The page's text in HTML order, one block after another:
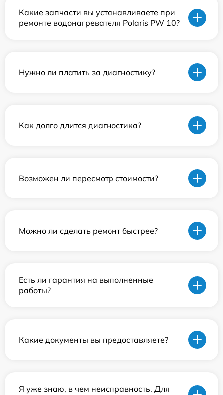
Какие запчасти вы устанавливаете при
ремонте водонагревателя Polaris PW 10?
Нужно ли платить за диагностику?
Как долго длится диагностика?
Возможен ли пересмотр стоимости?
Можно ли сделать ремонт быстрее?
Есть ли гарантия на выполненные
работы?
Какие документы вы предоставляете?
Я уже знаю, в чем неисправность. Для